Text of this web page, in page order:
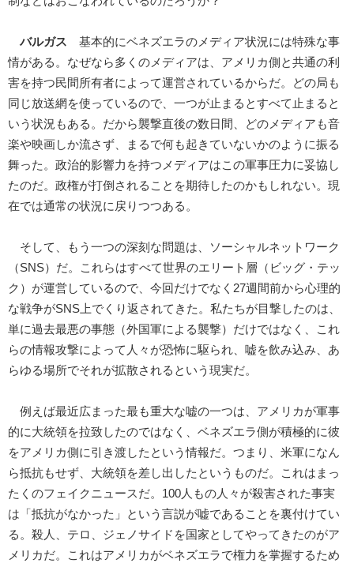
バルガス 基本的にベネズエラのメディア状況には特殊な事
情がある。なぜなら多くのメディアは、アメリカ側と共通の利
害を持つ民間所有者によって運営されているからだ。どの局も
同じ放送網を使っているので、一つが止まるとすべて止まると
いう状況もある。だから襲撃直後の数日間、どのメディアも音
楽や映画しか流さず、まるで何も起きていないかのように振る
舞った。政治的影響力を持つメディアはこの軍事圧力に妥協し
たのだ。政権が打倒されることを期待したのかもしれない。現
在では通常の状況に戻りつつある。
そして、もう一つの深刻な問題は、ソーシャルネットワーク
（SNS）だ。これらはすべて世界のエリート層（ビッグ・テッ
ク）が運営しているので、今回だけでなく27週間前から心理的
な戦争がSNS上でくり返されてきた。私たちが目撃したのは、
単に過去最悪の事態（外国軍による襲撃）だけではなく、これ
らの情報攻撃によって人々が恐怖に駆られ、嘘を飲み込み、あ
らゆる場所でそれが拡散されるという現実だ。
例えば最近広まった最も重大な嘘の一つは、アメリカが軍事
的に大統領を拉致したのではなく、ベネズエラ側が積極的に彼
をアメリカ側に引き渡したという情報だ。つまり、米軍になん
ら抵抗もせず、大統領を差し出したというものだ。これはまっ
たくのフェイクニュースだ。100人もの人々が殺害された事実
は「抵抗がなかった」という言説が嘘であることを裏付けてい
る。殺人、テロ、ジェノサイドを国家としてやってきたのがア
メリカだ。これはアメリカがベネズエラで権力を掌握するため